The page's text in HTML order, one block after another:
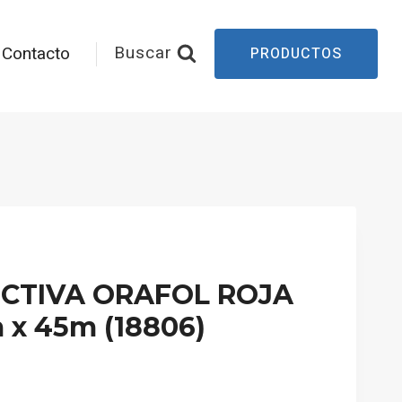
Contacto Buscar PRODUCTOS
ORAFOL ROJA
x 45m (18806)